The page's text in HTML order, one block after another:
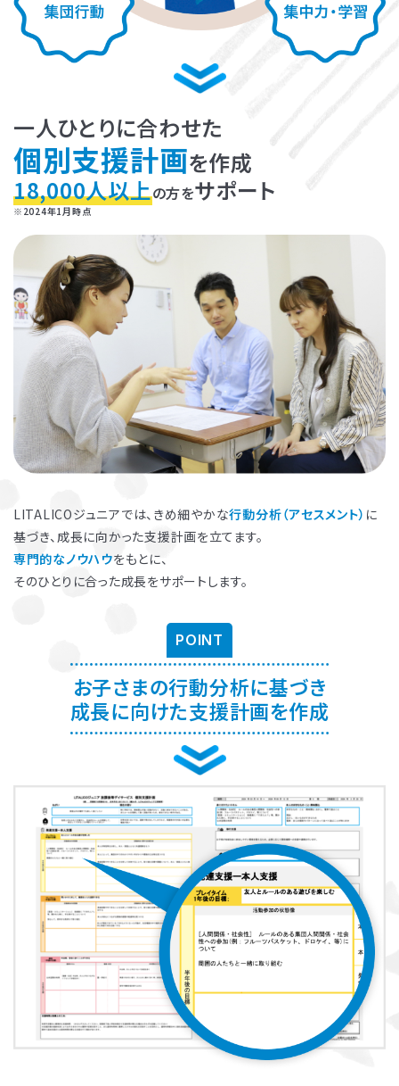
一人ひとりに合わせた
個別支援計画を作成
18,000人以上の方をサポート
※2024年1月時点
LITALICOジュニアでは、きめ細やかな行動分析（アセスメント） に
基づき、成長に向かった支援計画を立てます。
専門的なノウハウをもとに、
そのひとりに合った成長をサポートします。
POINT
お子さまの行動分析に基づき
成長に向けた支援計画を作成
お子さまのやる気を引き出し、
保護者さまのストレス軽減に役立つ
よくある質問
ペアレントトレーニングを受講するとどんな効果がありますか？
り、怒る回数が減る、ということが研究を通して実証されています。
た、これまで1500名以上の方が受講され、「毎日のようにあった癇癪
が減った」「今まで何回言ってもやってくれなかった宿題をやるように
なった」など、多くの方にご好評をいただいています。
プログラムを聞くだけですか？
プログラムは、講座を聞くだけでなく、テキストに書き込んでいただい
たり、保護者さまと講師とで対話したりしながら進めます。
受講時に学んだ内容を自宅に帰ってお子さまに実践していただき、そ
の結果を後日報告いただき振り返りしていきます。
お子さまにあった関わりを習慣的に実践していただけるように、座学
と実践の繰り返しで講師がサポートしていきます。